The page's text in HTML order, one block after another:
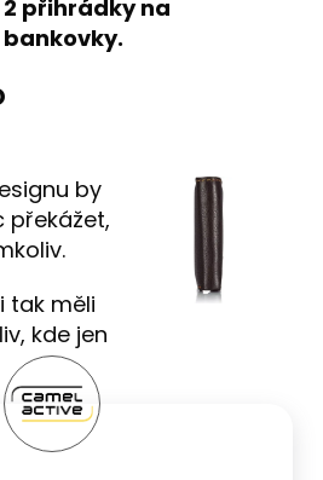
2 přihrádky na
bankovky.
by
překážet,
tak měli
kde jen